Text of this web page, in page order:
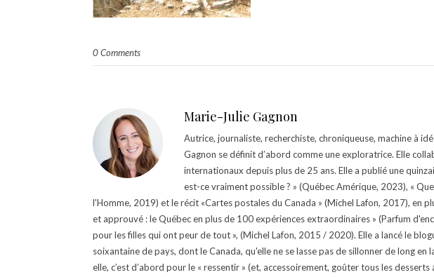
0 Comments
Marie-Julie Gagnon
Autrice, journaliste, recherchiste, chroniqueuse, machine à
Gagnon se définit d’abord comme une exploratrice. Elle
internationaux depuis plus de 25 ans. Elle a publié une
est-ce vraiment possible ? » (Québec Amérique, 2023), «
l'Homme, 2019) et le récit «Cartes postales du Canada » (Michel Lafon, 2017), en
et approuvé : le Québec en plus de 100 expériences extraordinaires » (Parfum
pour les filles qui ont peur de tout », (Michel Lafon, 2015 / 2020). Elle a lancé le
soixantaine de pays, dont le Canada, qu'elle ne se lasse pas de sillonner de long
elle, c’est d’abord pour le « ressentir » (et, accessoirement, goûter tous les